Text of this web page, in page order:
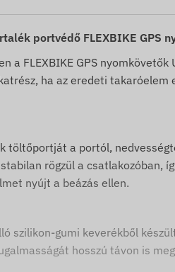
portvédő FLEXBIKE GPS
a FLEXBIKE GPS nyomkövetők
ha az eredeti takaróelem
töltőportját a portól,
rögzül a csatlakozóban,
nyújt a beázás ellen.
szilikon-gumi keverékből
hosszú távon is